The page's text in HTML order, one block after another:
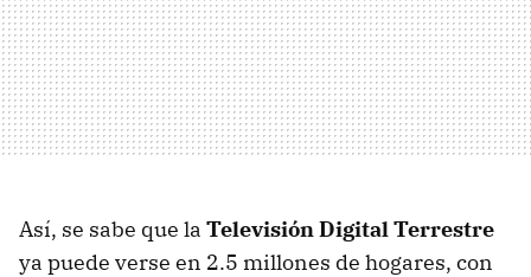
Así, se sabe que la Televisión Digital Terrestre
ya puede verse en 2.5 millones de hogares, con